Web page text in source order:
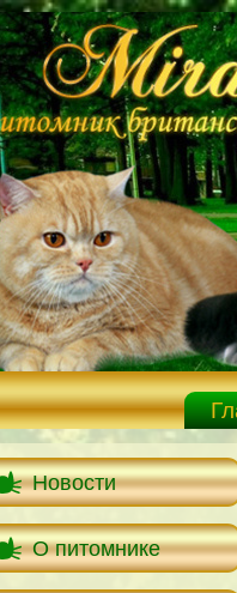
Новости
О питомнике